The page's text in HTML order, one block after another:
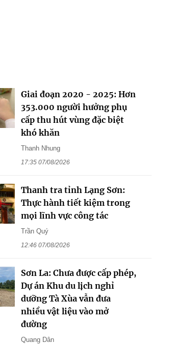
Giai đoạn 2020 - 2025: Hơn
353.000 người hưởng phụ
cấp thu hút vùng đặc biệt
khó khăn
Thanh Nhung
17:35 07/08/2026
Thanh tra tỉnh Lạng Sơn:
Thực hành tiết kiệm trong
mọi lĩnh vực công tác
Trần Quý
12:46 07/08/2026
Sơn La: Chưa được cấp phép,
Dự án Khu du lịch nghỉ
dưỡng Tà Xùa vẫn đưa
nhiều vật liệu vào mở
đường
Quang Dân